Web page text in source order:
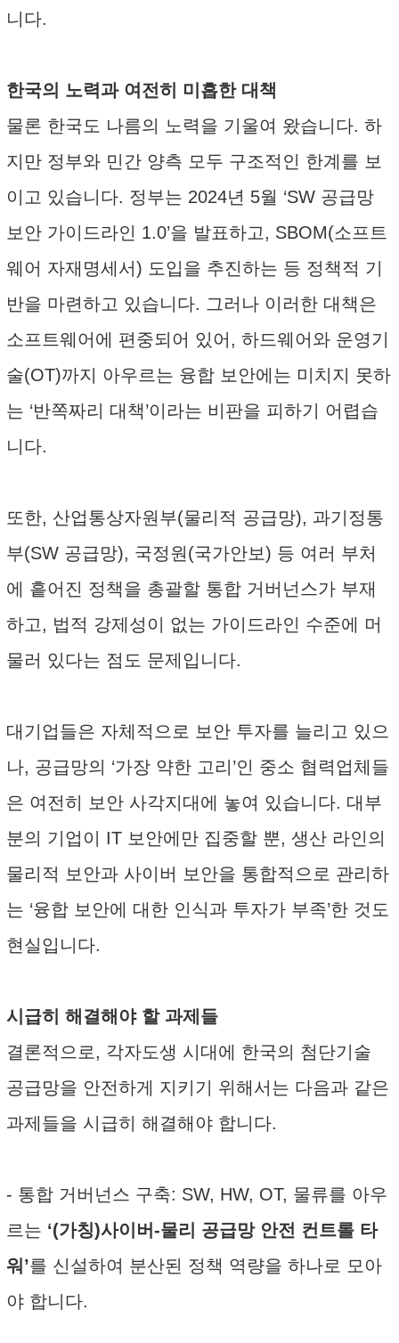
니다.
한국의 노력과 여전히 미흡한 대책
물론 한국도 나름의 노력을 기울여 왔습니다. 하
지만 정부와 민간 양측 모두 구조적인 한계를 보
이고 있습니다. 정부는 2024년 5월 ‘SW 공급망
보안 가이드라인 1.0’을 발표하고, SBOM(소프트
웨어 자재명세서) 도입을 추진하는 등 정책적 기
반을 마련하고 있습니다. 그러나 이러한 대책은
소프트웨어에 편중되어 있어, 하드웨어와 운영기
술(OT)까지 아우르는 융합 보안에는 미치지 못하
는 ‘반쪽짜리 대책’이라는 비판을 피하기 어렵습
니다.
또한, 산업통상자원부(물리적 공급망), 과기정통
부(SW 공급망), 국정원(국가안보) 등 여러 부처
에 흩어진 정책을 총괄할 통합 거버넌스가 부재
하고, 법적 강제성이 없는 가이드라인 수준에 머
물러 있다는 점도 문제입니다.
대기업들은 자체적으로 보안 투자를 늘리고 있으
나, 공급망의 ‘가장 약한 고리’인 중소 협력업체들
은 여전히 보안 사각지대에 놓여 있습니다. 대부
분의 기업이 IT 보안에만 집중할 뿐, 생산 라인의
물리적 보안과 사이버 보안을 통합적으로 관리하
는 ‘융합 보안에 대한 인식과 투자가 부족’한 것도
현실입니다.
시급히 해결해야 할 과제들
결론적으로, 각자도생 시대에 한국의 첨단기술
공급망을 안전하게 지키기 위해서는 다음과 같은
과제들을 시급히 해결해야 합니다.
- 통합 거버넌스 구축: SW, HW, OT, 물류를 아우
르는 ‘(가칭)사이버-물리 공급망 안전 컨트롤 타
워’를 신설하여 분산된 정책 역량을 하나로 모아
야 합니다.